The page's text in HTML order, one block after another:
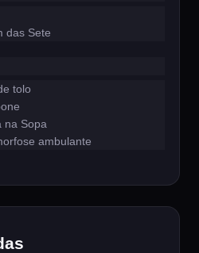
das Sete
tolo
na Sopa
ambulante